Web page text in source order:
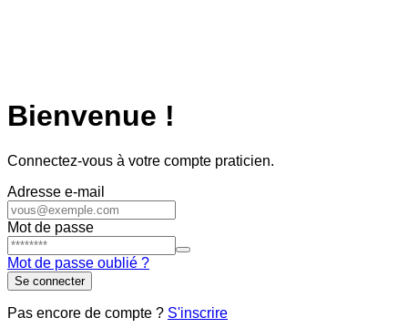
Bienvenue !
Connectez-vous à votre compte praticien.
Adresse e-mail
Mot de passe
Mot de passe oublié ?
Se connecter
Pas encore de compte ? S'inscrire